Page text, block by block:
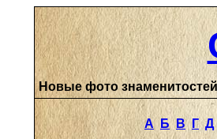
Новые фото знаменитостей
А Б В Г Д